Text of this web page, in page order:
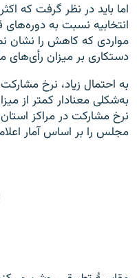
اما باید در نظر گرفت که
انتخابیه نسبت به
مواردی که کاهش را نشان
دستکاری بر میزان رأی‌های
به‌شکلی معنادار کمتر از
نرخ مشارکت در مراکز
مجلس را بر اساس آمار